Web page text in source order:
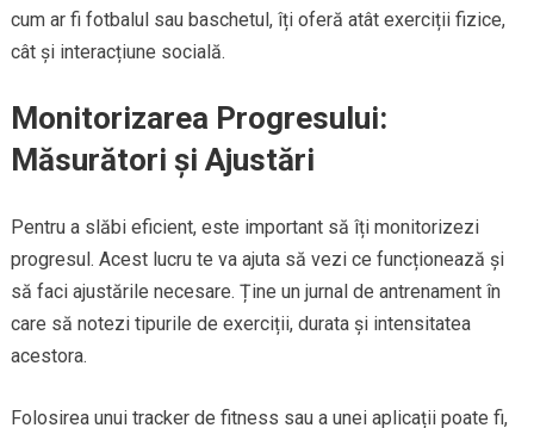
cum ar fi fotbalul sau baschetul, îți oferă atât exerciții fizice,
cât și interacțiune socială.
Monitorizarea Progresului:
Măsurători și Ajustări
Pentru a slăbi eficient, este important să îți monitorizezi
progresul. Acest lucru te va ajuta să vezi ce funcționează și
să faci ajustările necesare. Ține un jurnal de antrenament în
care să notezi tipurile de exerciții, durata și intensitatea
acestora.
Folosirea unui tracker de fitness sau a unei aplicații poate fi,